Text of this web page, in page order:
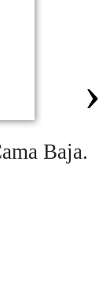
Baja.
›